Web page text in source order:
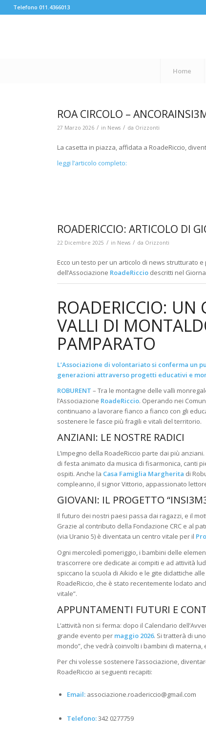
Telefono 011.4366013
Home
ROA CIRCOLO –
27 Marzo 2026 / in News / da Orizzonti
La casetta in piazza, affidata a RoadeRiccio,
leggi l’articolo completo:
ROADERICCIO: ARTICOLO DI
22 Dicembre 2025 / in News / da Orizzonti
Ecco un testo per un articolo di news strutturato
dell’Associazione RoadeRiccio descritti nel
ROADERICCIO: UN
VALLI DI
PAMPARATO
L’Associazione di volontariato si conferma
generazioni attraverso progetti educativi e
ROBURENT – Tra le montagne delle valli
l’Associazione RoadeRiccio. Operando nei
continuano a lavorare fianco a fianco con gli
sostenere le fasce più fragili e vitali del territorio.
ANZIANI: LE NOSTRE RADICI
L’impegno della RoadeRiccio parte dai più anziani.
di festa animato da musica di fisarmonica, canti
ospiti.Anche la Casa Famiglia Margherita di
compleanno, il signor Vittorio, appassionato
GIOVANI: IL PROGETTO
Il futuro dei nostri paesi passa dai ragazzi, e il
Grazie al contributo della Fondazione CRC e al
(via Uranio 5) è diventata un centro vitale per il
Ogni mercoledì pomeriggio, i bambini delle
trascorrere ore dedicate ai compiti e ad attività
spiccano la scuola di Aikido e le gite didattiche
RoadeRiccio, che è stato recentemente lodato
vitale”.
APPUNTAMENTI FUTURI E
L’attività non si ferma: dopo il Calendario
grande evento per maggio 2026. Si tratterà di
mondo”, che vedrà coinvolti i bambini di
Per chi volesse sostenere l’associazione,
RoadeRiccio ai seguenti recapiti:
Email: associazione.roadericcio@gmail.com
Telefono:342 0277759